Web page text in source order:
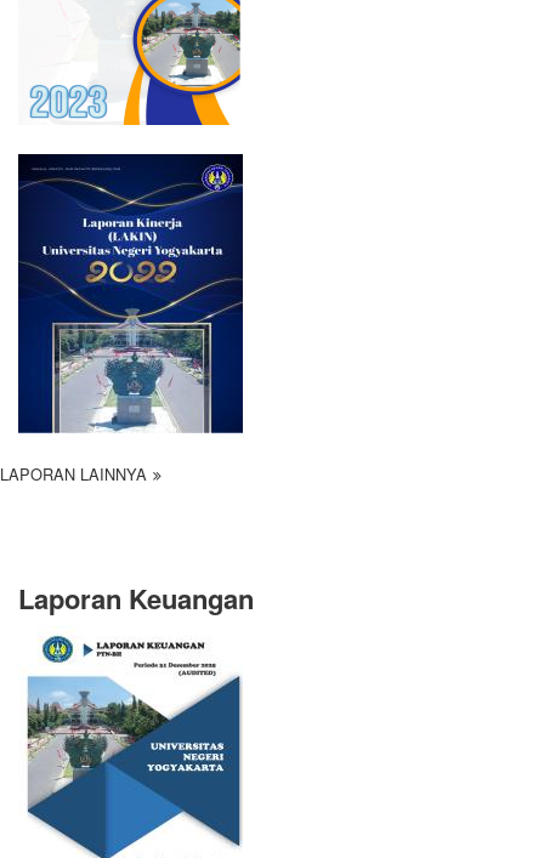
LAPORAN LAINNYA
Laporan Keuangan